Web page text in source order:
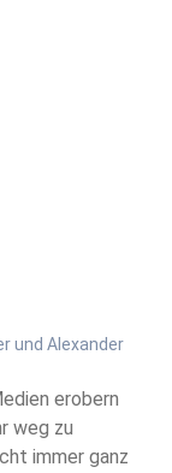
und Alexander
erobern
weg zu
immer ganz